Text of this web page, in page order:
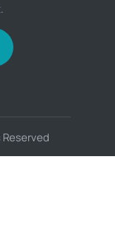
Reserved